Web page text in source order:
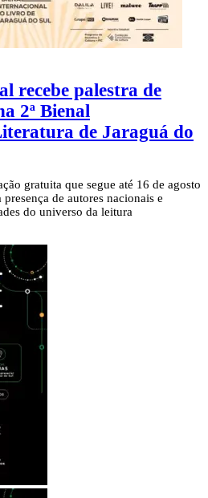
recebe palestra de
2ª Bienal
de Jaraguá do
gratuita que segue até 16 de agosto
de autores nacionais e
do universo da leitura